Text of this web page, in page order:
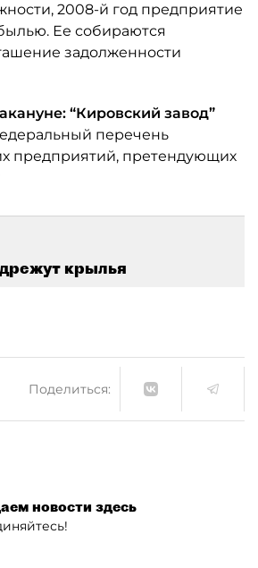
2008-й год предприятие
Ее собираются
задолженности
“Кировский завод”
перечень
предприятий, претендующих
крылья
Поделиться:
новости здесь